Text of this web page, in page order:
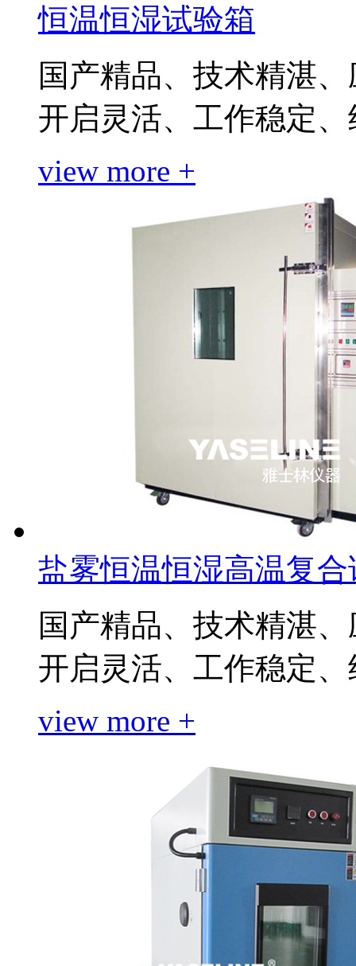
恒温恒湿试验箱
国产精品、技术精湛
开启灵活、工作稳定
view more +
盐雾恒温恒湿高温复
国产精品、技术精湛
开启灵活、工作稳定
view more +